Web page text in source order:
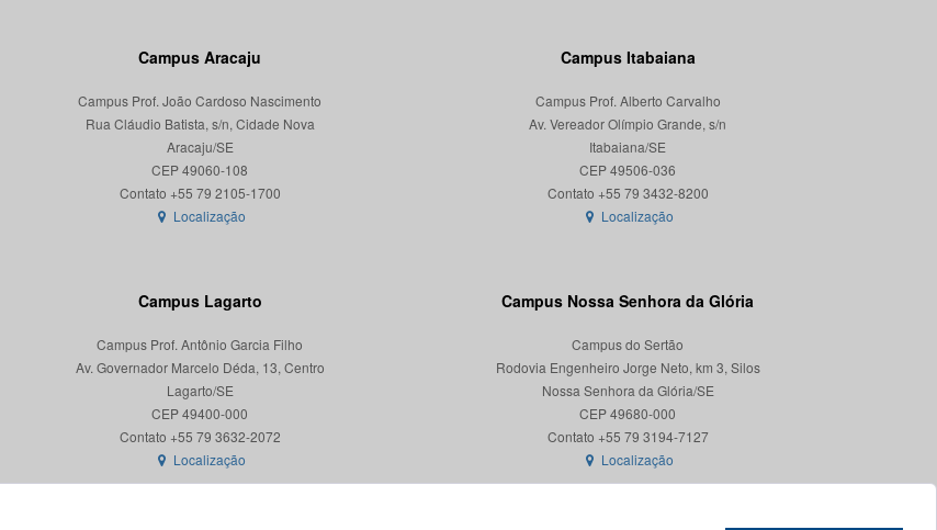
Campus Aracaju
Campus Prof. João Cardoso Nascimento
Rua Cláudio Batista, s/n, Cidade Nova
Aracaju/SE
CEP 49060-108
Localização
Campus Itabaiana
Campus Prof. Alberto Carvalho
Av. Vereador Olímpio Grande, s/n
Itabaiana/SE
CEP 49506-036
Localização
Campus Lagarto
Campus Prof. Antônio Garcia Filho
Av. Governador Marcelo Déda, 13, Centro
Lagarto/SE
CEP 49400-000
Localização
Campus Nossa Senhora da Glória
Campus do Sertão
Rodovia Engenheiro Jorge Neto, km 3, Silos
Nossa Senhora da Glória/SE
CEP 49680-000
Contato +55 79 3194-7127
Localização